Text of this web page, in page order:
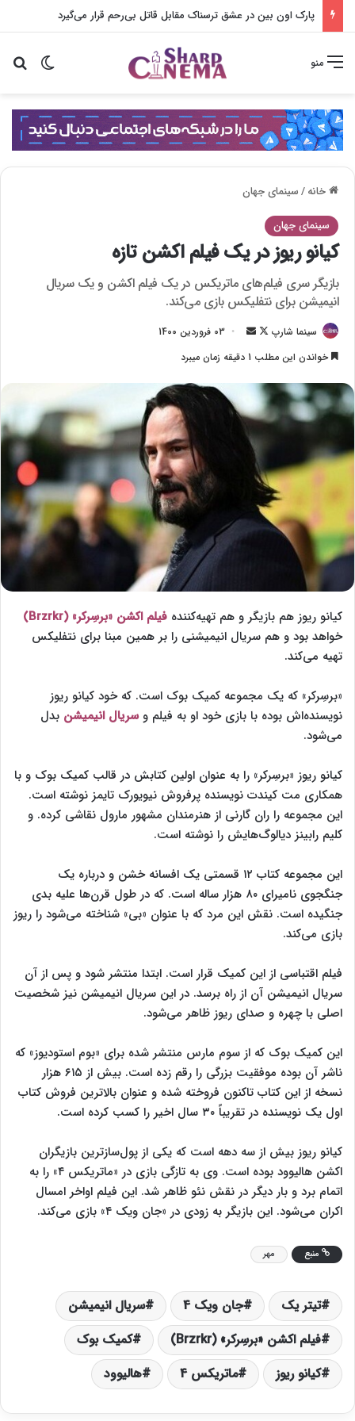
پارک اون بین در عشق ترسناک مقابل قاتل بی‌رحم قرار می‌گیرد
تغییر منو
خانه/سینمای جهان
سینمای جهان
کیانو ریوز در یک فیلم اکشن تازه
بازیگر سری فیلم‌های ماتریکس در یک فیلم اکشن و یک سریال
انیمیشن برای نتفلیکس بازی می‌کند.
سینما شارپ
F
o
o
n
X
ل
03 فروردین 1400
خواندن این مطلب 1 دقیقه زمان میبرد
کیانو ریوز هم بازیگر و هم تهیه‌کننده فیلم اکشن «برسِرکر» (Brzrkr)
خواهد بود و هم سریال انیمیشنی را بر همین مبنا برای نتفلیکس
تهیه می‌کند.
«برسِرکر» که یک مجموعه کمیک بوک است. که خود کیانو ریوز
نویسنده‌اش بوده با بازی خود او به فیلم وسریال انیمیشن بدل
می‌شود.
کیانو ریوز «برسِرکر» را به عنوان اولین کتابش در قالب کمیک بوک و با
همکاری مت کیندت نویسنده پرفروش نیویورک تایمز نوشته است.
این مجموعه را ران گارنی از هنرمندان مشهور مارول نقاشی کرده. و
کلیم رابینز دیالوگ‌هایش را نوشته است.
این مجموعه کتاب ۱۲ قسمتی یک افسانه خشن و درباره یک
جنگجوی نامیرای ۸۰ هزار ساله است. که در طول قرن‌ها علیه بدی
جنگیده است. نقش این مرد که با عنوان «بی» شناخته می‌شود را ریوز
بازی می‌کند.
فیلم اقتباسی از این کمیک قرار است. ابتدا منتشر شود و پس از آن
سریال انیمیشن آن از راه برسد. در این سریال انیمیشن نیز شخصیت
اصلی با چهره و صدای ریوز ظاهر می‌شود.
این کمیک بوک که از سوم مارس منتشر شده برای «بوم استودیوز» که
ناشر آن بوده موفقیت بزرگی را رقم زده است. بیش از ۶۱۵ هزار
نسخه از این کتاب تاکنون فروخته شده و عنوان بالاترین فروش کتاب
اول یک نویسنده در تقریباً ۳۰ سال اخیر را کسب کرده است.
کیانو ریوز بیش از سه دهه است که یکی از پول‌سازترین بازیگران
اکشن هالیوود بوده است. وی به تازگی بازی در «ماتریکس ۴» را به
اتمام برد و بار دیگر در نقش نئو ظاهر شد. این فیلم اواخر امسال
اکران می‌شود. این بازیگر به زودی در «جان ویک ۴» بازی می‌کند.
منبع مهر
تیتر یک جان ویک 4
سریال انیمیشن
فیلم اکشن «برسِرکر» (Brzrkr)
کمیک بوک
کیانو ریوز
ماتریکس 4 هالیوود